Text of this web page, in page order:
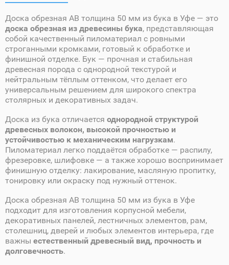
Доска обрезная AB толщина 50 мм из бука в Уфе — это
доска обрезная из древесины бука, представляющая
собой качественный пиломатериал с ровными
строганными кромками, готовый к обработке и
финишной отделке. Бук — прочная и стабильная
древесная порода с однородной текстурой и
нейтральным тёплым оттенком, что делает его
универсальным решением для широкого спектра
столярных и декоративных задач.
Доска из бука отличается однородной структурой
древесных волокон, высокой прочностью и
устойчивостью к механическим нагрузкам.
Пиломатериал легко поддаётся обработке — распилу,
фрезеровке, шлифовке — а также хорошо воспринимает
финишную отделку: лакирование, масляную пропитку,
тонировку или окраску под нужный оттенок.
Доска обрезная AB толщина 50 мм из бука в Уфе
подходит для изготовления корпусной мебели,
декоративных панелей, лестничных элементов, рам,
столешниц, дверей и любых элементов интерьера, где
важны естественный древесный вид, прочность и
долговечность.